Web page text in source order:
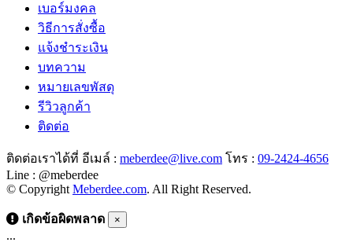
เบอร์มงคล
วิธีการสั่งซื้อ
แจ้งชำระเงิน
บทความ
หมายเลขพัสดุ
รีวิวลูกค้า
ติดต่อ
ติดต่อเราได้ที่ อีเมล์ : meberdee@live.com โทร : 09-2424-4656
Line : @meberdee
© Copyright Meberdee.com. All Right Reserved.
เกิดข้อผิดพลาด ×
...